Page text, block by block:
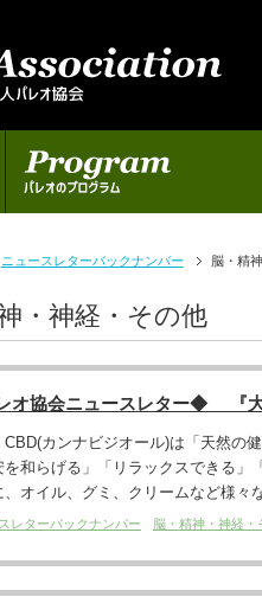
パレオのプログラム
ニュースレターバックナンバー 脳・精
・神経・その他
オ協会ニュースレター◆ 『
CBD(カンナビジオール)は「天然の
を和らげる」「リラックスできる
、オイル、グミ、クリームなど様々
レターバックナンバー 脳・精神・神経・